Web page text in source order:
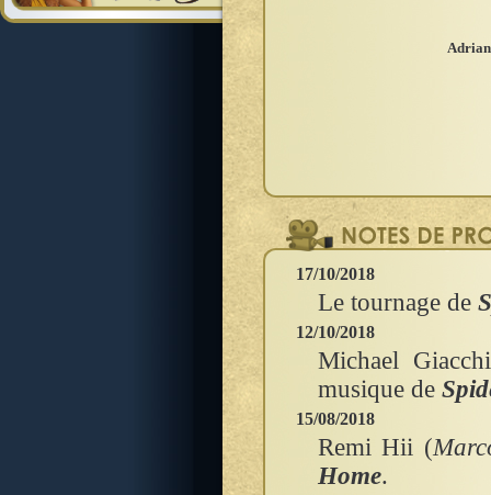
17/10/2018
Le tournage de
12/10/2018
Michael
musique de
15/08/2018
Remi Hii (
Home.